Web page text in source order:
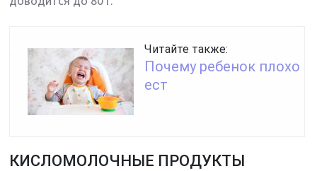
Читайте также:
Почему ребенок плохо
ест
КИСЛОМОЛОЧНЫЕ ПРОДУКТЫ